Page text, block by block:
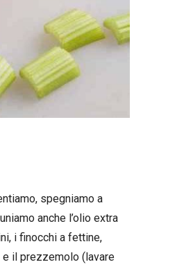
spegniamo a
anche l’olio extra
i finocchi a fettine,
e il prezzemolo (lavare